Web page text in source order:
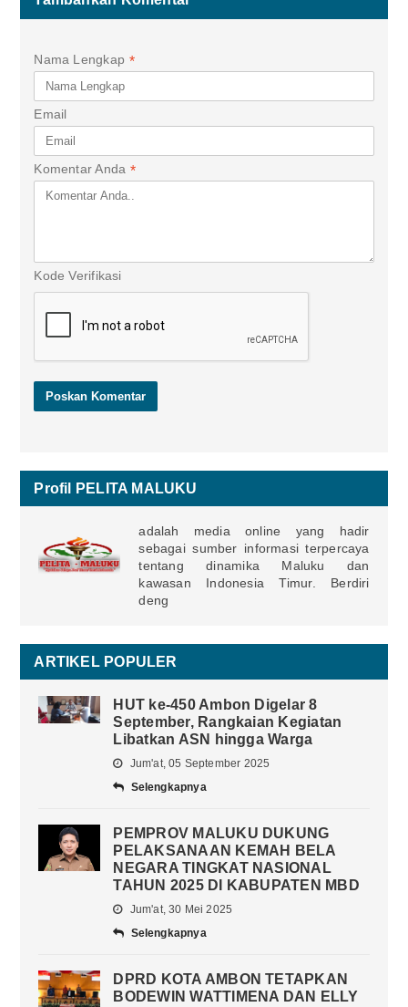
Nama Lengkap *
Email
Komentar Anda *
Kode Verifikasi
Profil PELITA MALUKU
adalah media online yang hadir
sebagai sumber informasi terpercaya
tentang dinamika Maluku dan
kawasan Indonesia Timur. Berdiri
deng
ARTIKEL POPULER
HUT ke-450 Ambon Digelar 8
September, Rangkaian Kegiatan
Libatkan ASN hingga Warga
Jum'at, 05 September 2025
Selengkapnya
PEMPROV MALUKU DUKUNG
PELAKSANAAN KEMAH BELA
NEGARA TINGKAT NASIONAL
TAHUN 2025 DI KABUPATEN MBD
Jum'at, 30 Mei 2025
Selengkapnya
DPRD KOTA AMBON TETAPKAN
BODEWIN WATTIMENA DAN ELLY